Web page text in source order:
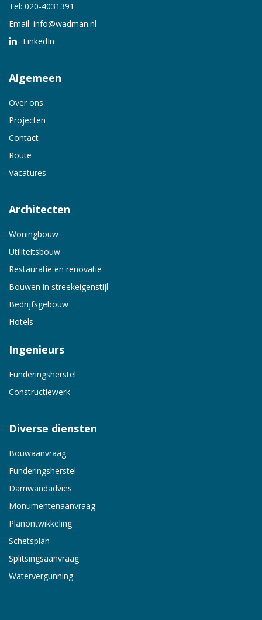
Tel: 020-4031391
Email: info@wadman.nl
LinkedIn
Algemeen
Over ons
Projecten
Contact
Route
Vacatures
Architecten
Woningbouw
Utiliteitsbouw
Restauratie en renovatie
Bouwen in streekeigenstijl
Bedrijfsgebouw
Hotels
Ingenieurs
Funderingsherstel
Constructiewerk
Diverse diensten
Bouwaanvraag
Funderingsherstel
Damwandadvies
Monumentenaanvraag
Planontwikkeling
Schetsplan
Splitsingsaanvraag
Watervergunning